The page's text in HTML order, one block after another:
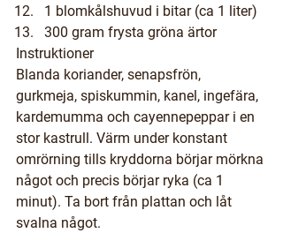
1 blomkålshuvud i bitar (ca 1 liter)
300 gram frysta gröna ärtor
Instruktioner
Blanda koriander, senapsfrön,
gurkmeja, spiskummin, kanel, ingefära,
kardemumma och cayennepeppar i en
stor kastrull. Värm under konstant
omrörning tills kryddorna börjar mörkna
något och precis börjar ryka (ca 1
minut). Ta bort från plattan och låt
svalna något.